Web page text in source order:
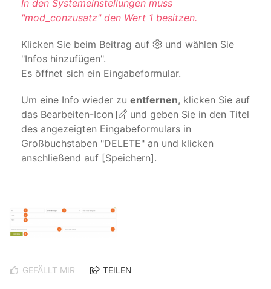
In den Systemeinstellungen muss
"mod_conzusatz" den Wert 1 besitzen.
Klicken Sie beim Beitrag auf
und wählen Sie
"Infos hinzufügen".
Es öffnet sich ein Eingabeformular.
Um eine Info wieder zu entfernen, klicken Sie auf
das Bearbeiten-Icon
und geben Sie in den Titel
des angezeigten Eingabeformulars in
Großbuchstaben "DELETE" an und klicken
anschließend auf [Speichern].
GEFÄLLT MIR TEILEN